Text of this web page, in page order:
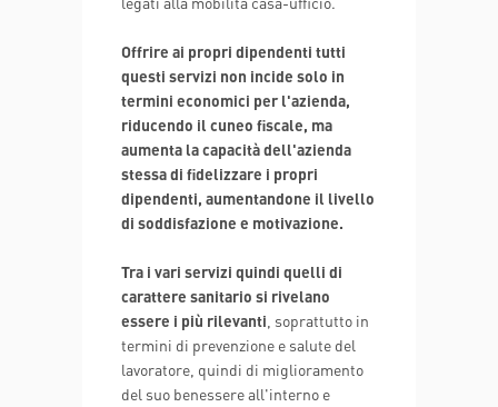
Offrire ai propri dipendenti tutti
questi servizi non incide solo in
termini economici per l'azienda,
riducendo il cuneo fiscale, ma
aumenta la capacità dell'azienda
stessa di fidelizzare i propri
dipendenti, aumentandone il livello
di soddisfazione e motivazione.
Tra i vari servizi quindi quelli di
carattere sanitario si rivelano
essere i più rilevanti , soprattutto in
termini di prevenzione e salute del
lavoratore, quindi di miglioramento
del suo benessere all'interno e